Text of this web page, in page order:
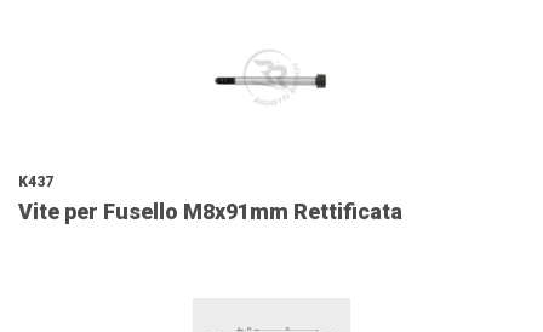
K437
Vite per Fusello M8x91mm Rettificata